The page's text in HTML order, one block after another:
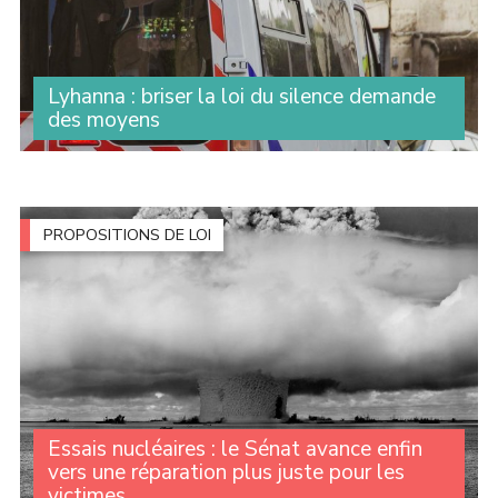
Lyhanna : briser la loi du silence demande
des moyens
Des milliers de personnes se sont rassemblées devant
protège réellement les (...)
PROPOSITIONS DE LOI
Essais nucléaires : le Sénat avance enfin
vers une réparation plus juste pour les